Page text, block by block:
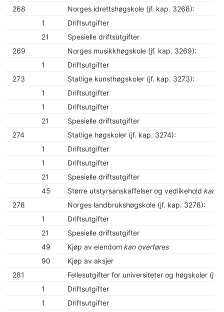
268
Norges idrettshøgskole (jf. kap. 3268):
1
Driftsutgifter
21
Spesielle driftsutgifter
269
Norges musikkhøgskole (jf. kap. 3269):
1
Driftsutgifter
273
Statlige kunsthøgskoler (jf. kap. 3273):
1
Driftsutgifter
1
Driftsutgifter
21
Spesielle driftsutgifter
274
Statlige høgskoler (jf. kap. 3274):
1
Driftsutgifter
1
Driftsutgifter
21
Spesielle driftsutgifter
45
Større utstyrsanskaffelser og vedlikehold kan
278
Norges landbrukshøgskole (jf. kap. 3278):
1
Driftsutgifter
21
Spesielle driftsutgifter
49
Kjøp av eiendom kan overføres
90
Kjøp av aksjer
281
Fellesutgifter for universiteter og høgskoler (jf.
1
Driftsutgifter
1
Driftsutgifter